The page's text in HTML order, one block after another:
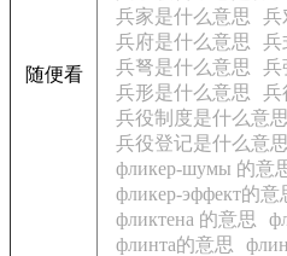
随便看
兵家是什么意思
兵
兵府是什么意思
兵
兵弩是什么意思
兵
兵形是什么意思
兵
兵役制度是什么意思
兵役登记是什么意思
фликер-шумы 的意
фликер-эффект的意
фликтена 的意思
флинта的意思